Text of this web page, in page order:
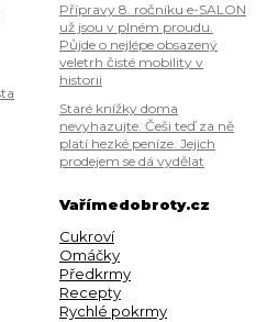
Přípravy 8. ročníku e-SALON
už jsou v plném proudu.
Půjde o nejlépe obsazený
veletrh čisté mobility v
historii
Staré knížky doma
nevyhazujte. Češi teď za ně
platí hezké peníze. Jejich
prodejem se dá vydělat
Vařímedobroty.cz
Cukroví
Omáčky
Předkrmy
Recepty
Rychlé pokrmy